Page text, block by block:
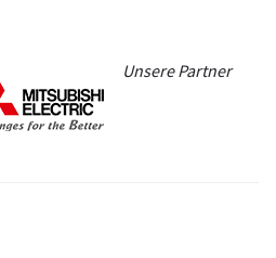
Unsere Partner